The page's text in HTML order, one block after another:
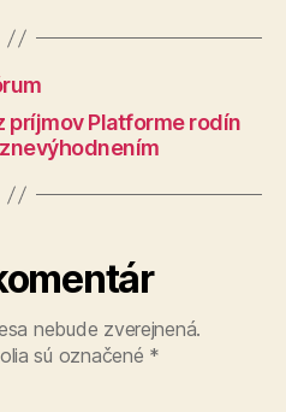
príjmov Platforme rodín
nebude zverejnená.
sú označené *